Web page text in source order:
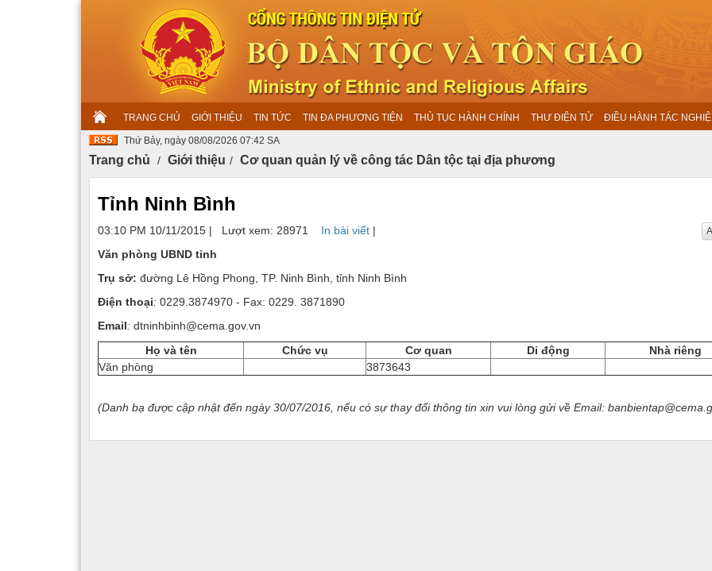
TRANG CHỦ GIỚI THIỆU TIN TỨC TIN ĐA PHƯƠNG TIỆN THỦ TỤC HÀNH CHÍNH THƯ ĐIỆN TỬ ĐIỀU HÀNH TÁC
Thứ Bảy, ngày 08/08/2026 07:42 SA
Trang chủ Giới thiệu Cơ quan quản lý về công tác Dân tộc tại địa phương
Tỉnh Ninh Bình
03:10 PM 10/11/2015 | Lượt xem: 28971 In bài viết |
Văn phòng UBND tỉnh
Trụ sở: đường Lê Hồng Phong, TP. Ninh Bình, tỉnh Ninh Bình
Điện thoại: 0229.3874970 - Fax: 0229. 3871890
Email: dtninhbinh@cema.gov.vn
Họ và tên
Chức vụ Cơ quan Di động
Nhà riêng
Văn phòng
3873643
(Danh bạ được cập nhật đến ngày 30/07/2016, nếu có sự thay đổi thông tin xin vui lòng gửi về Email: